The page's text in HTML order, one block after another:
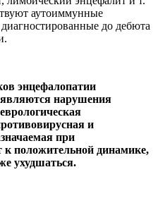
аутоиммунные
до дебюта
энцефалопатии
нарушения
и
при
к положительной динамике,
ухудшаться.